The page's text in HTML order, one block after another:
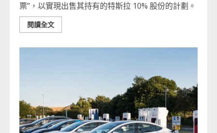
票”，以實現出售其持有的特斯拉 10% 股份的計劃。
閱讀全文